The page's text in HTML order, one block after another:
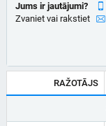
Jums ir jautājumi?
Zvaniet vai rakstiet
RAŽOTĀJS